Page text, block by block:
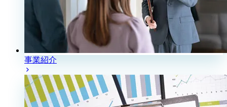
事業紹介